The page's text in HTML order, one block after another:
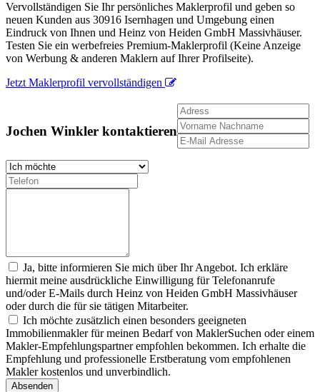
Vervollständigen Sie Ihr persönliches Maklerprofil und geben so
neuen Kunden aus 30916 Isernhagen und Umgebung einen
Eindruck von Ihnen und Heinz von Heiden GmbH Massivhäuser.
Testen Sie ein werbefreies Premium-Maklerprofil (Keine Anzeige
von Werbung & anderen Maklern auf Ihrer Profilseite).
Jetzt Maklerprofil vervollständigen
Jochen Winkler kontaktieren
Ja, bitte informieren Sie mich über Ihr Angebot. Ich erkläre
hiermit meine ausdrückliche Einwilligung für Telefonanrufe
und/oder E-Mails durch Heinz von Heiden GmbH Massivhäuser
oder durch die für sie tätigen Mitarbeiter.
Ich möchte zusätzlich einen besonders geeigneten
Immobilienmakler für meinen Bedarf von MaklerSuchen oder einem
Makler-Empfehlungspartner empfohlen bekommen. Ich erhalte die
Empfehlung und professionelle Erstberatung vom empfohlenen
Makler kostenlos und unverbindlich.
Absenden